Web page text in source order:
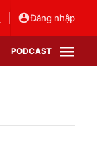
Đăng nhập
PODCAST